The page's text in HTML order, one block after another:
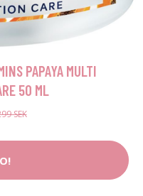
PAPAYA MULTI
50 ML
SEK